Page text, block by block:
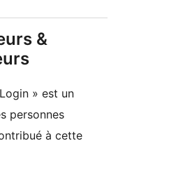
&
» est un
personnes
à cette